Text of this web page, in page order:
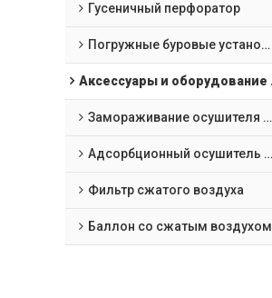
Гусеничный перфоратор
Погружные буровые установки "все в одном
Аксессуары и оборудование для обработки воздушных компрессоров
Замораживание осушителя сжатого воздуха
Адсорбционный осушитель сжатого воздуха
Фильтр сжатого воздуха
Баллон со сжатым воздухом